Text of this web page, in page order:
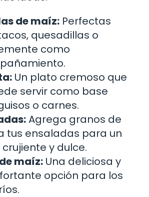
de maíz: Perfectas
quesadillas o
como
Un plato cremoso que
servir como base
o carnes.
Agrega granos de
tus ensaladas para un
y dulce.
maíz: Una deliciosa y
opción para los